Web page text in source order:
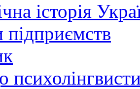
історія
підприємств